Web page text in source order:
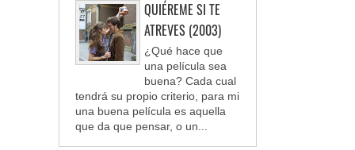
QUIÉREME SI TE
ATREVES (2003)
¿Qué hace que
una película sea
buena? Cada cual
tendrá su propio criterio, para mi
una buena película es aquella
que da que pensar, o un...